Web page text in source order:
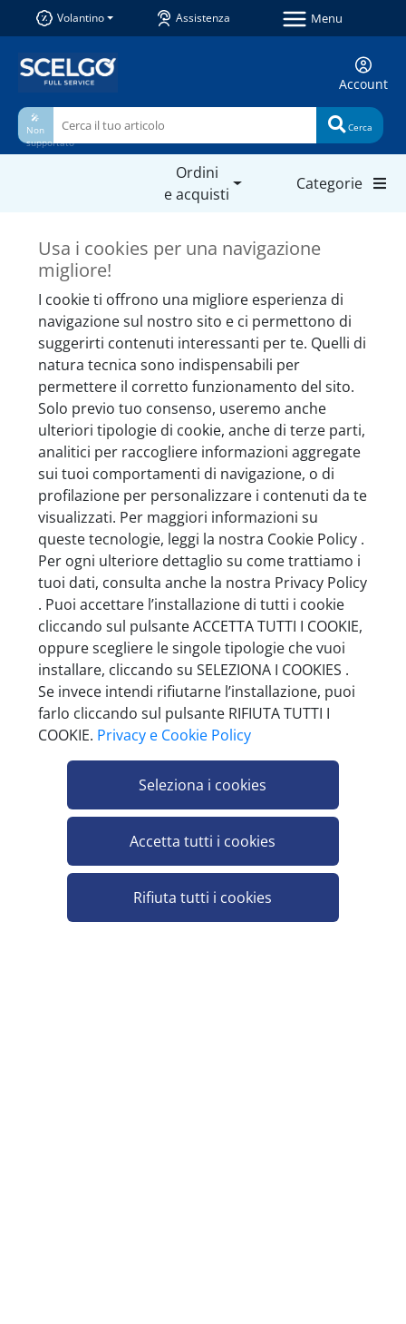
Usa i cookies per una navigazione
migliore!
I cookie ti offrono una migliore esperienza di
navigazione sul nostro sito e ci permettono di
suggerirti contenuti interessanti per te. Quelli di
natura tecnica sono indispensabili per
permettere il corretto funzionamento del sito.
Solo previo tuo consenso, useremo anche
ulteriori tipologie di cookie, anche di terze parti,
analitici per raccogliere informazioni aggregate
sui tuoi comportamenti di navigazione, o di
profilazione per personalizzare i contenuti da te
visualizzati. Per maggiori informazioni su
queste tecnologie, leggi la nostra Cookie Policy .
Per ogni ulteriore dettaglio su come trattiamo i
tuoi dati, consulta anche la nostra Privacy Policy
. Puoi accettare l’installazione di tutti i cookie
cliccando sul pulsante ACCETTA TUTTI I COOKIE,
oppure scegliere le singole tipologie che vuoi
installare, cliccando su SELEZIONA I COOKIES .
Se invece intendi rifiutarne l’installazione, puoi
farlo cliccando sul pulsante RIFIUTA TUTTI I
COOKIE. Privacy e Cookie Policy
Seleziona i cookies
Accetta tutti i cookies
Rifiuta tutti i cookies
Volantino Assistenza Menu
Account
🎤
Non
supportato
Cerca
Ordini
e acquisti
Categorie
Prodotti simili da non
perdere
SET LAVETTE BUTTERFLY ASSORTITO
33X33 CM 6PZ
Pezzi per cartone: 24
SCHNEIDER GUANTI FORNO 34 CM
Minimo vendita 1